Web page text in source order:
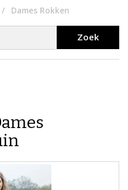
Dames Rokken
Zoek